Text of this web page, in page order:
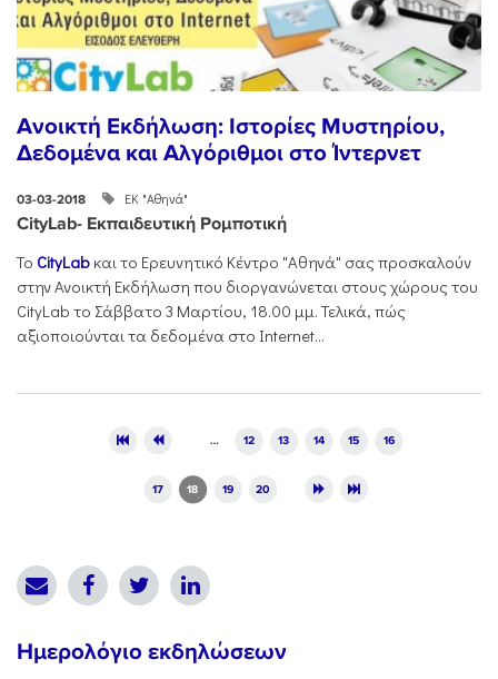
Ανοικτή Εκδήλωση: Ιστορίες Μυστηρίου,
Δεδομένα και Αλγόριθμοι στο Ίντερνετ
03-03-2018 ΕΚ "Αθηνά"
CityLab- Εκπαιδευτική Ρομποτική
Το CityLab και το Ερευνητικό Κέντρο "Αθηνά" σας προσκαλούν
στην Ανοικτή Εκδήλωση που διοργανώνεται στους χώρους του
CityLab το Σάββατο 3 Μαρτίου, 18.00 μμ. Τελικά, πώς
αξιοποιούνται τα δεδομένα στο Internet...
… 12 13 14 15 16
17 18 19 20
Ημερολόγιο εκδηλώσεων